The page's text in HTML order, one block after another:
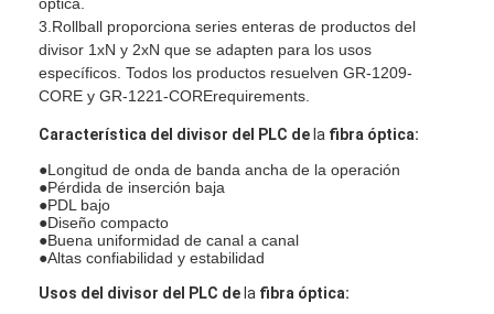
3.Rollball proporciona series enteras de productos del
divisor 1xN y 2xN que se adapten para los usos
específicos. Todos los productos resuelven GR-1209-
CORE y GR-1221-CORErequirements.
Característica del divisor del PLC de la fibra óptica:
●Longitud de onda de banda ancha de la operación
●Pérdida de inserción baja
●PDL bajo
●Diseño compacto
●Buena uniformidad de canal a canal
●Altas confiabilidad y estabilidad
Usos del divisor del PLC de la fibra óptica: